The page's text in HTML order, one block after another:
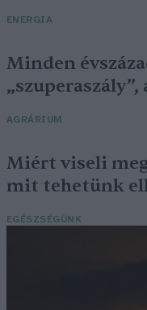
ENERGIA
Minden
AGRÁRIUM
Miért viseli
mit tehetünk
EGÉSZSÉGÜNK